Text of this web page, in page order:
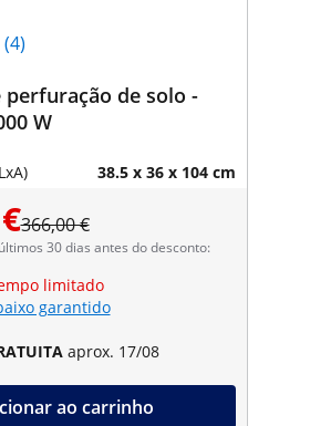
(4)
perfuração de solo -
W
38.5 x 36 x 104 cm
366,00 €
30 dias antes do desconto:
limitado
garantido
aprox. 17/08
ao carrinho